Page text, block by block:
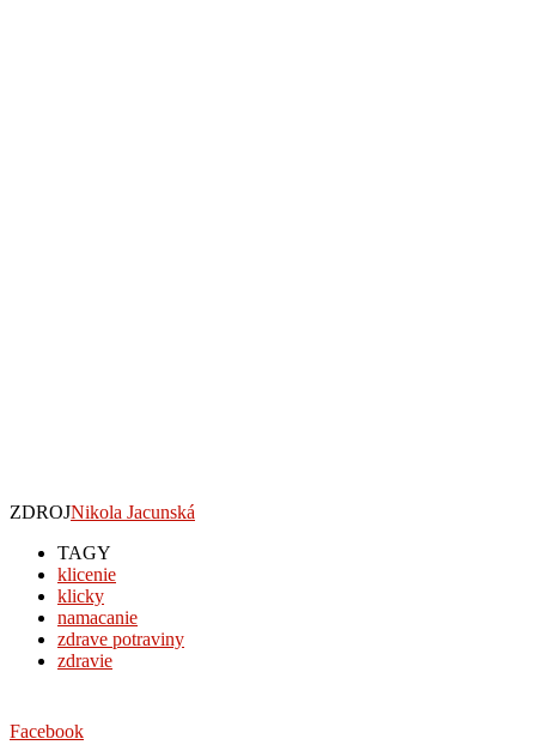
ZDROJNikola Jacunská
TAGY
klicenie
klicky
namacanie
zdrave potraviny
zdravie
Facebook